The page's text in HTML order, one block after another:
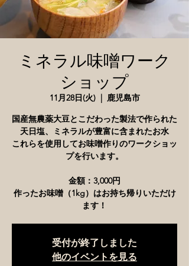
ミネラル味噌ワーク
ショップ
11月28日(火)
  |
鹿児島市
国産無農薬大豆とこだわった製法で作られた
天日塩、ミネラルが豊富に含まれたお水
これらを使用してお味噌作りのワークショッ
プを行います。
金額：3,000円
作ったお味噌（1kg）はお持ち帰りいただけ
ます！
受付が終了しました
他のイベントを見る